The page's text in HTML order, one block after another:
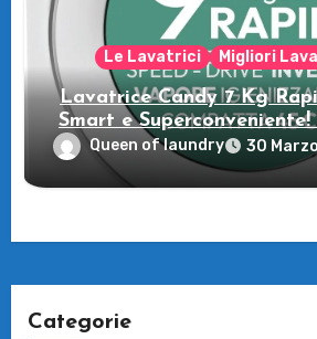
Le Lavatrici Migliori
Lavatrice Candy 7 Kg
Smart e
Amazon
Queen of laundry 30
Categorie